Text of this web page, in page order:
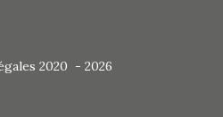
2020 - 2026